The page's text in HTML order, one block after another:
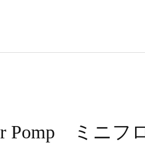
Pomp ミニフ